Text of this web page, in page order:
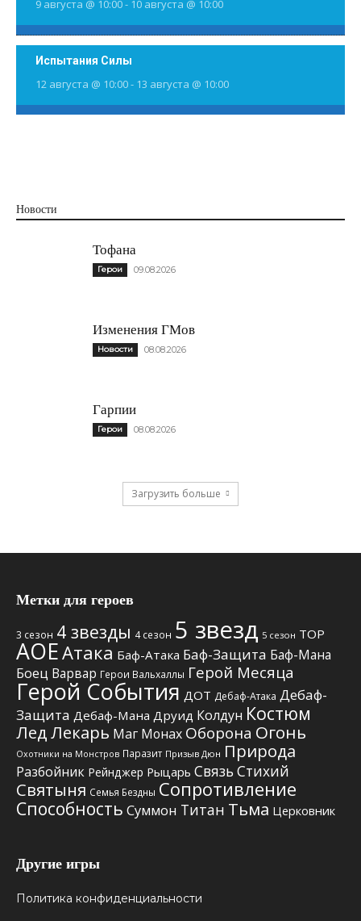
9 августа @ 10:00- 10 августа @ 10:00
Испытания Силы
12 августа @ 10:00- 13 августа @ 10:00
Новости
Тофана
Герои 09.08.2026
Изменения ГМов
Новости 08.08.2026
Гарпии
Герои 08.08.2026
Загрузить больше
Метки для героев
3 сезон 4 звезды 4 сезон 5 звезд 5 сезон TOP
АОЕАтака Баф-Атака Баф-Защита Баф-Мана
Боец Варвар Герои Вальхаллы Герой Месяца
Герой События ДОТ Дебаф-Атака Дебаф-
Защита Дебаф-Мана Друид Колдун Костюм
ЛедЛекарь Маг Монах Оборона Огонь
Охотники на Монстров Паразит Призыв Дюн Природа
Разбойник Рейнджер Рыцарь Связь Стихий
Святыня Семья Бездны Сопротивление
Способность Суммон Титан Тьма Церковник
Другие игры
Политика конфиденциальности